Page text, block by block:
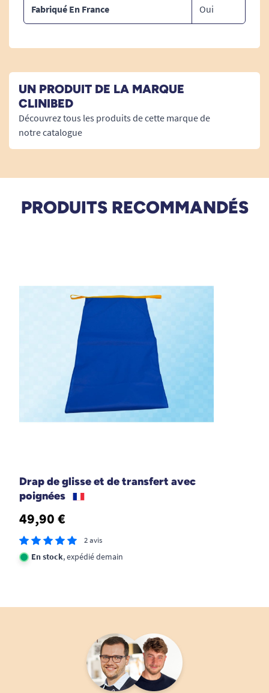
Fabriqué En France Oui
UN PRODUIT DE LA MARQUE
CLINIBED
Découvrez tous les produits de cette marque de
notre catalogue
PRODUITS RECOMMANDÉS
Drap de glisse et de transfert avec
poignées
49,90 €
2 avis
En stock, expédié demain